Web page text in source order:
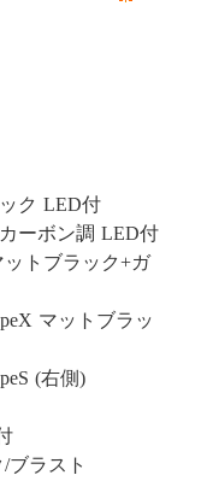
ク LED付
ーボン調 LED付
ットブラック+ガ
マットブラッ
(右側)
ブラスト